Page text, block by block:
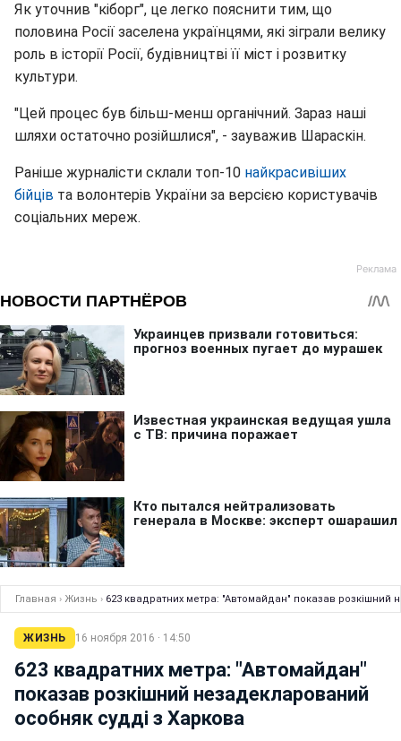
Як уточнив "кіборг", це легко пояснити тим, що
половина Росії заселена українцями, які зіграли велику
роль в історії Росії, будівництві її міст і розвитку
культури.
"Цей процес був більш-менш органічний. Зараз наші
шляхи остаточно розійшлися", - зауважив Шараскін.
Раніше журналісти склали топ-10 найкрасивіших
бійців та волонтерів України за версією користувачів
соціальних мереж.
Главная › Жизнь › 623 квадратних метра: "Автомайдан" показав розкішний
ЖИЗНЬ 16 ноября 2016 · 14:50
623 квадратних метра: "Автомайдан"
показав розкішний незадекларований
особняк судді з Харкова